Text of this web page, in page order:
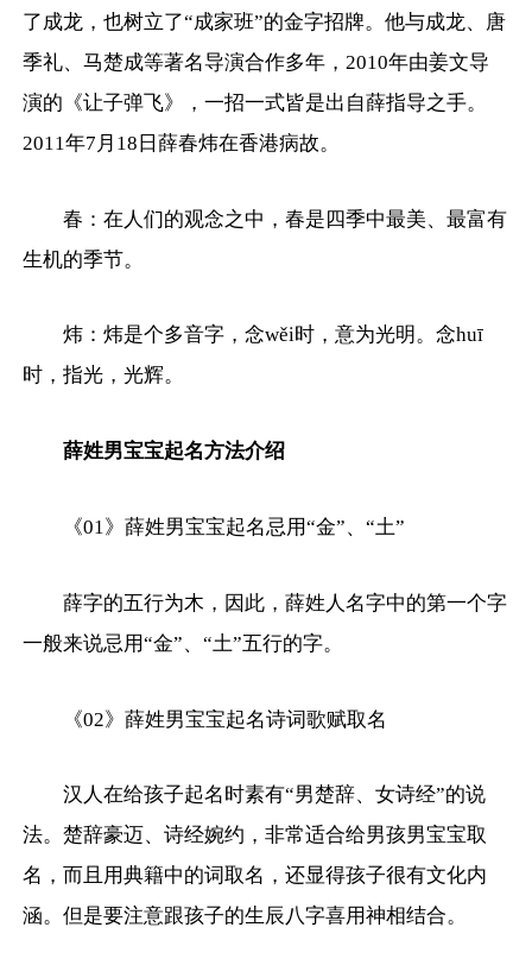
了成龙，也树立了“成家班”的金字招牌。他与成龙、唐
季礼、马楚成等著名导演合作多年，2010年由姜文导
演的《让子弹飞》，一招一式皆是出自薛指导之手。
2011年7月18日薛春炜在香港病故。
春：在人们的观念之中，春是四季中最美、最富有
生机的季节。
炜：炜是个多音字，念wěi时，意为光明。念huī
时，指光，光辉。
薛姓男宝宝起名方法介绍
《01》薛姓男宝宝起名忌用“金”、“土”
薛字的五行为木，因此，薛姓人名字中的第一个字
一般来说忌用“金”、“土”五行的字。
《02》薛姓男宝宝起名诗词歌赋取名
汉人在给孩子起名时素有“男楚辞、女诗经”的说
法。楚辞豪迈、诗经婉约，非常适合给男孩男宝宝取
名，而且用典籍中的词取名，还显得孩子很有文化内
涵。但是要注意跟孩子的生辰八字喜用神相结合。